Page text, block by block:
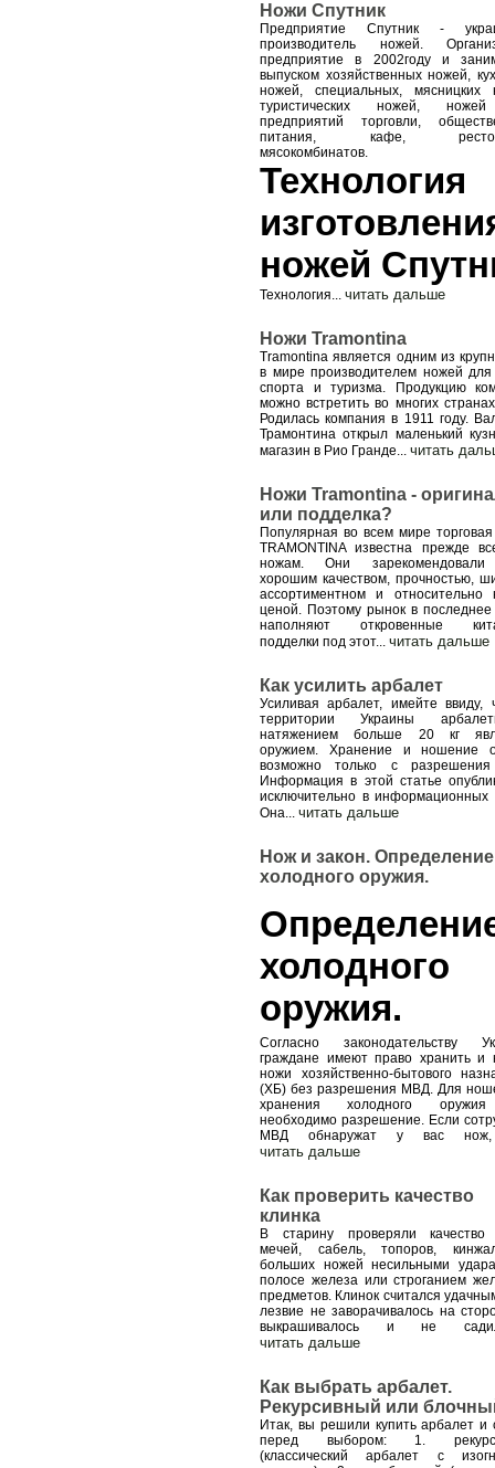
Ножи Спутник
Предприятие Спутник -
производитель ножей.
предприятие в 2002году и
выпуском хозяйственных ножей,
ножей, специальных, мясницких
туристических ножей,
предприятий торговли,
питания, кафе,
мясокомбинатов.
Технология
ножей
Технология... читать дальше
Ножи Tramontina
Tramontina является одним из
в мире производителем ножей для
спорта и туризма. Продукцию
можно встретить во многих
Родилась компания в 1911 году.
Трамонтина открыл маленький
магазин в Рио Гранде... читать
Ножи Tramontina -
или подделка?
Популярная во всем мире
TRAMONTINA известна прежде
ножам. Они
хорошим качеством, прочностью,
ассортиментном и относительно
ценой. Поэтому рынок в
наполняют откровенные
подделки под этот... читать дальше
Как усилить арбалет
Усиливая арбалет, имейте ввиду,
территории Украины
натяжением больше 20 кг
оружием. Хранение и ношение
возможно только с
Информация в этой статье
исключительно в информационных
Она... читать дальше
Нож и закон. Определение
холодного оружия.
холодного
оружия.
Согласно законодательству
граждане имеют право хранить и
ножи хозяйственно-бытового
(ХБ) без разрешения МВД. Для
хранения холодного
необходимо разрешение. Если
МВД обнаружат у вас
читать дальше
Как проверить качество
клинка
В старину проверяли качество
мечей, сабель, топоров,
больших ножей несильными
полосе железа или строганием
предметов. Клинок считался
лезвие не заворачивалось на
выкрашивалось и не
читать дальше
Как выбрать арбалет.
Рекурсивный или
Итак, вы решили купить арбалет и
перед выбором: 1.
(классический арбалет с